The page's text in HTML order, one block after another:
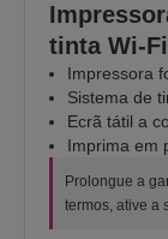
tinta Wi-Fi
Impressora
Sistema de
Ecrã tátil a
Imprima em
Prolongue a
termos, ative a